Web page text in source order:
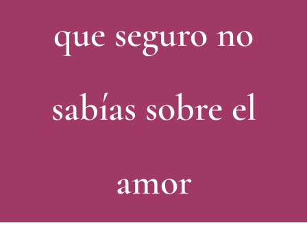
que seguro no
sabías sobre el
amor